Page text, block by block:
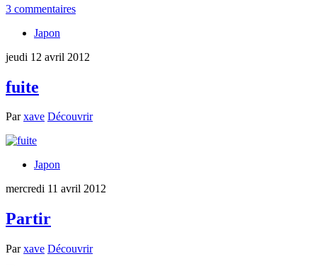
3 commentaires
Japon
jeudi 12 avril 2012
fuite
Parxave Découvrir
Japon
mercredi 11 avril 2012
Partir
Parxave Découvrir